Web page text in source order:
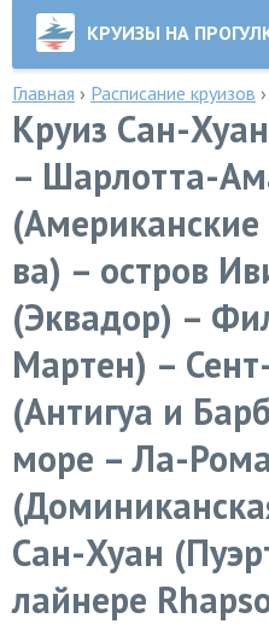
КРУИЗЫ НА
Главная › Расписание круизов ›
Круиз Сан-
– Шарлотта-
ва) – остров
(Эквадор) –
Мартен) –
(Антигуа и
море – Ла-
Сан-Хуан
лайнере